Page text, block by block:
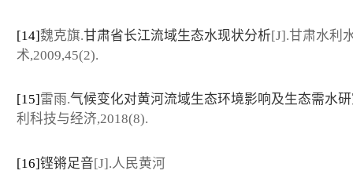
[14]魏克旗.甘肃省长江流域生态水现状分析[J].甘肃水利
术,2009,45(2).
[15] 雷雨.气候变化对黄河流域生态环境影响及生态需水
利科技与经济,2018(8).
[16]铿锵足音[J].人民黄河